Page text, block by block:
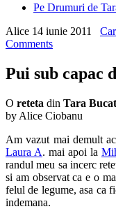
Pe Drumuri de
Alice 14 iunie 2011
Comments
Pui sub capac
O reteta din Tara
by Alice Ciobanu
Am vazut mai demult
Laura A. mai apoi la
randul meu sa incerc
si am observat ca e o
felul de legume, asa ca
indemana.